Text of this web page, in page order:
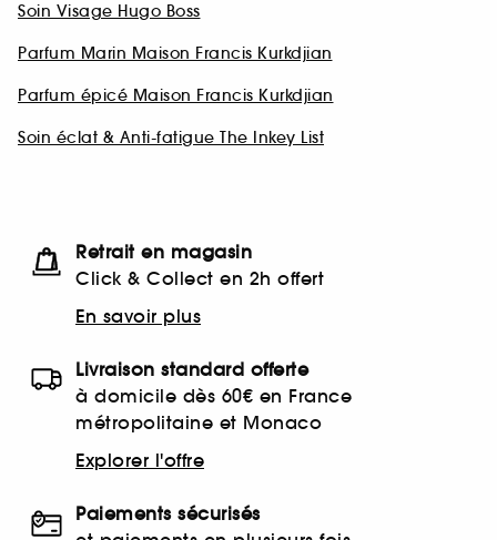
Soin Visage Hugo Boss
Parfum Marin Maison Francis Kurkdjian
Parfum épicé Maison Francis Kurkdjian
Soin éclat & Anti-fatigue The Inkey List
Retrait en magasin
Click & Collect en 2h offert
En savoir plus
Livraison standard offerte
à domicile dès 60€ en France
métropolitaine et Monaco
Explorer l'offre
Paiements sécurisés